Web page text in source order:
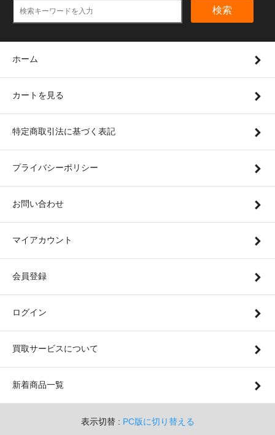
検索
ホーム
カートを見る
特定商取引法に基づく表記
プライバシーポリシー
お問い合わせ
マイアカウント
会員登録
ログイン
買取サービスについて
新着商品一覧
表示切替 : PC版に切り替える